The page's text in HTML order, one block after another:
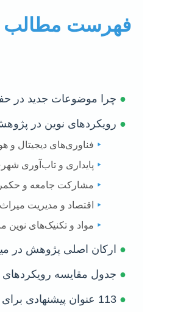
فهرست مطالب
● چرا موضوعات جدید در
● رویکردهای نوین در
‣ فناوری‌های دیجیتال
‣ پایداری و تاب‌آوری
‣ مشارکت جامعه و
‣
اقتصاد و مدیریت میراث
‣ مواد و تکنیک‌های نوین
● ارکان اصلی پژوهش در
● جدول مقایسه
●